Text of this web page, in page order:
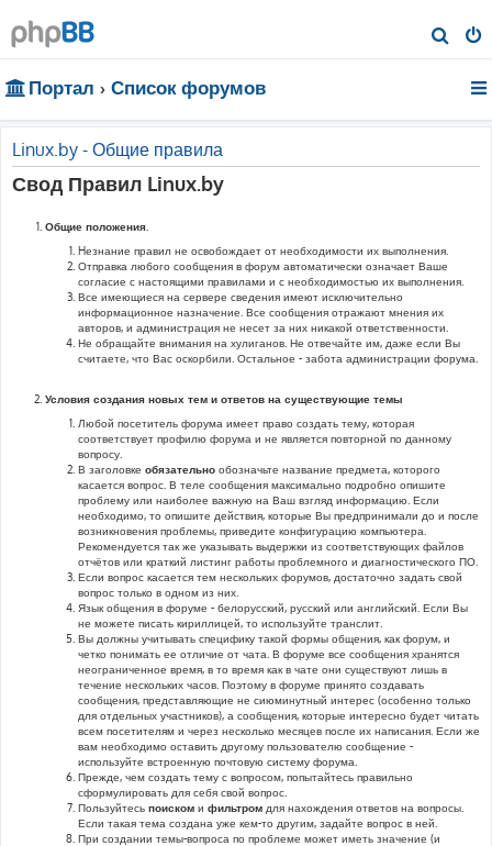
о
Портал Список форумов
Linux.by - Общие правила
Свод Правил Linux.by
Общие положения.
Hезнание правил не освобождает от необходимости их выполнения.
Отправка любого сообщения в форум автоматически означает Ваше
согласие с настоящими правилами и с необходимостью их выполнения.
Все имеющиеся на сервере сведения имеют исключительно
информационное назначение. Все сообщения отражают мнения их
авторов, и администрация не несет за них никакой ответственности.
Не обращайте внимания на хулиганов. Не отвечайте им, даже если Вы
считаете, что Вас оскорбили. Остальное - забота администрации форума.
Условия создания новых тем и ответов на существующие темы
Любой посетитель форума имеет право создать тему, которая
соответствует профилю форума и не является повторной по данному
вопросу.
В заголовке обязательно обозначьте название предмета, которого
касается вопрос. В теле сообщения максимально подробно опишите
проблему или наиболее важную на Ваш взгляд информацию. Если
необходимо, то опишите действия, которые Вы предпринимали до и после
возникновения проблемы, приведите конфигурацию компьютера.
Рекомендуется так же указывать выдержки из соответствующих файлов
отчётов или краткий листинг работы проблемного и диагностического ПО.
Если вопрос касается тем нескольких форумов, достаточно задать свой
вопрос только в одном из них.
Язык общения в форуме - белорусский, русский или английский. Если Вы
не можете писать кириллицей, то используйте транслит.
Вы должны учитывать специфику такой формы общения, как форум, и
четко понимать ее отличие от чата. В форуме все сообщения хранятся
неограниченное время, в то время как в чате они существуют лишь в
течение нескольких часов. Поэтому в форуме принято создавать
сообщения, представляющие не сиюминутный интерес (особенно только
для отдельных участников), а сообщения, которые интересно будет читать
всем посетителям и через несколько месяцев после их написания. Если же
вам необходимо оставить другому пользователю сообщение -
используйте встроенную почтовую систему форума.
Прежде, чем создать тему с вопросом, попытайтесь правильно
сформулировать для себя свой вопрос.
Пользуйтесь поиском и фильтром для нахождения ответов на вопросы.
Если такая тема создана уже кем-то другим, задайте вопрос в ней.
При создании темы-вопроса по проблеме может иметь значение (и